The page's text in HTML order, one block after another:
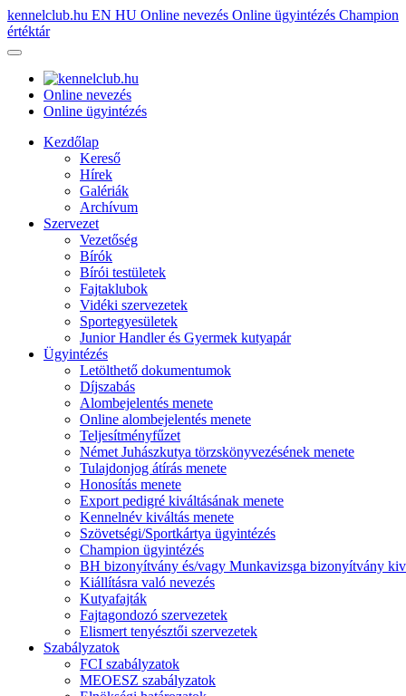
kennelclub.hu EN HU Online nevezés Online ügyintézés Champion
értéktár
Online nevezés
Online ügyintézés
Kezdőlap
Kereső
Hírek
Galériák
Archívum
Szervezet
Vezetőség
Bírók
Bírói testületek
Fajtaklubok
Vidéki szervezetek
Sportegyesületek
Junior Handler és Gyermek kutyapár
Ügyintézés
Letölthető dokumentumok
Díjszabás
Alombejelentés menete
Online alombejelentés menete
Teljesítményfűzet
Német Juhászkutya törzskönyvezésének menete
Tulajdonjog átírás menete
Honosítás menete
Export pedigré kiváltásának menete
Kennelnév kiváltás menete
Szövetségi/Sportkártya ügyintézés
Champion ügyintézés
BH bizonyítvány és/vagy Munkavizsga bizonyítvány
Kiállításra való nevezés
Kutyafajták
Fajtagondozó szervezetek
Elismert tenyésztői szervezetek
Szabályzatok
FCI szabályzatok
MEOESZ szabályzatok